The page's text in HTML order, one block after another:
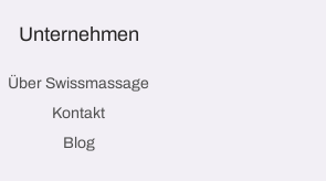
Unternehmen
Über Swissmassage
Kontakt
Blog